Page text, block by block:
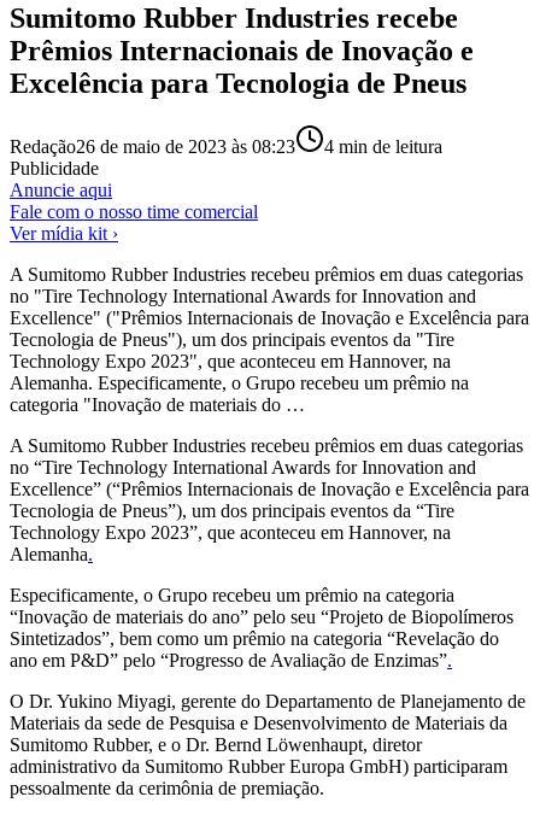
Sumitomo Rubber Industries recebe
Prêmios Internacionais de Inovação e
Excelência para Tecnologia de Pneus
Redação26 de maio de 2023 às 08:23 4 min de leitura
Publicidade
Anuncie aqui
Fale com o nosso time comercial
Ver mídia kit ›
A Sumitomo Rubber Industries recebeu prêmios em duas categorias
no "Tire Technology International Awards for Innovation and
Excellence" ("Prêmios Internacionais de Inovação e Excelência para
Tecnologia de Pneus"), um dos principais eventos da "Tire
Technology Expo 2023", que aconteceu em Hannover, na
Alemanha. Especificamente, o Grupo recebeu um prêmio na
categoria "Inovação de materiais do …
A Sumitomo Rubber Industries recebeu prêmios em duas categorias
no “Tire Technology International Awards for Innovation and
Excellence” (“Prêmios Internacionais de Inovação e Excelência para
Tecnologia de Pneus”), um dos principais eventos da “Tire
Technology Expo 2023”, que aconteceu em Hannover, na
Alemanha.
Especificamente, o Grupo recebeu um prêmio na categoria
“Inovação de materiais do ano” pelo seu “Projeto de Biopolímeros
Sintetizados”, bem como um prêmio na categoria “Revelação do
ano em P&D” pelo “Progresso de Avaliação de Enzimas”.
O Dr. Yukino Miyagi, gerente do Departamento de Planejamento de
Materiais da sede de Pesquisa e Desenvolvimento de Materiais da
Sumitomo Rubber, e o Dr. Bernd Löwenhaupt, diretor
administrativo da Sumitomo Rubber Europa GmbH) participaram
pessoalmente da cerimônia de premiação.